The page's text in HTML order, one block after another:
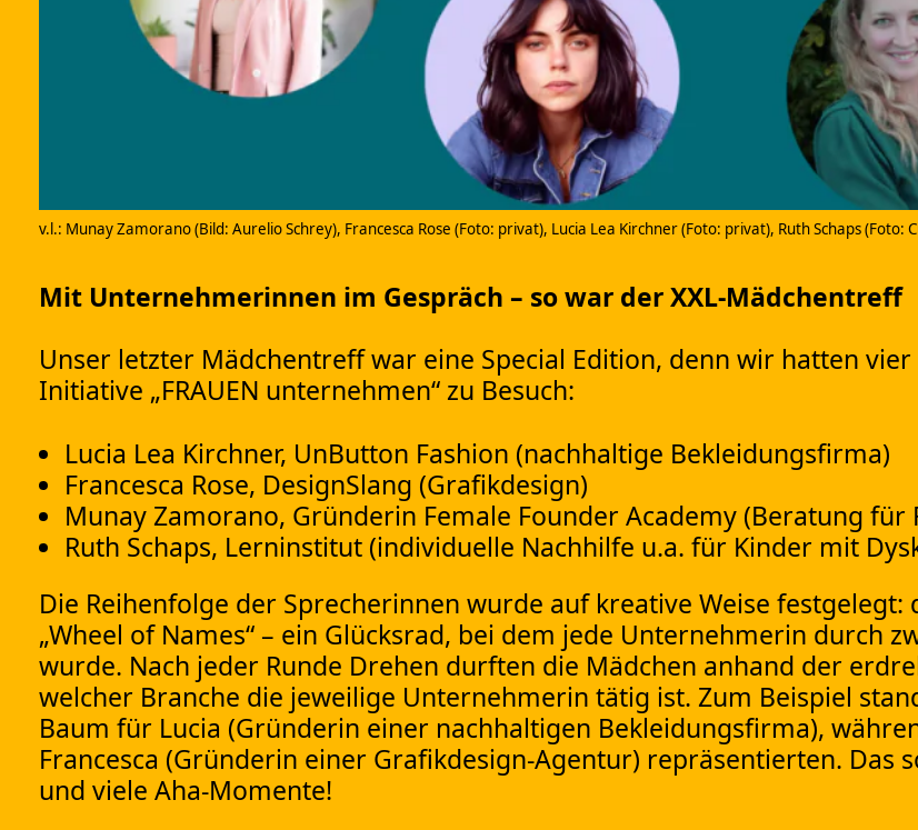
v.l.: Munay Zamorano (Bild: Aurelio Schrey), Francesca Rose (Foto: privat), Lucia Lea Kirchner (Foto: privat), Ruth Schaps (Foto:
Mit Unternehmerinnen im Gespräch – so war der XXL-Mädchentreff
Unser letzter Mädchentreff war eine Special Edition, denn wir hatten
Initiative „FRAUEN unternehmen“ zu Besuch:
Lucia Lea Kirchner, UnButton Fashion (nachhaltige Bekleidungsfirma)
Francesca Rose, DesignSlang (Grafikdesign)
Munay Zamorano, Gründerin Female Founder Academy (Beratung
Ruth Schaps, Lerninstitut (individuelle Nachhilfe u.a. für Kinder mit
Die Reihenfolge der Sprecherinnen wurde auf kreative Weise festgelegt:
„Wheel of Names“ – ein Glücksrad, bei dem jede Unternehmerin durch
wurde. Nach jeder Runde Drehen durften die Mädchen anhand der
welcher Branche die jeweilige Unternehmerin tätig ist. Zum Beispiel
Baum für Lucia (Gründerin einer nachhaltigen Bekleidungsfirma),
Francesca (Gründerin einer Grafikdesign-Agentur) repräsentierten. Das
und viele Aha-Momente!